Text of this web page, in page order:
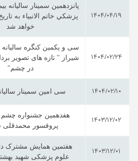
1404/04/19
پانزدهمين سمينار ساليانه
پزشكي خاتم الانبياء به
خواهد شد
1404/02/24
سی و یکمین کنگره
شیراز " تازه های تصویر
در چشم"
1404/02/10 سی امین سمینار
1403/12/02
هفدهمین جشنواره چشم
پروفسور
1403/12/01
هفتمین همایش مشترک
علوم پزشکی شهید